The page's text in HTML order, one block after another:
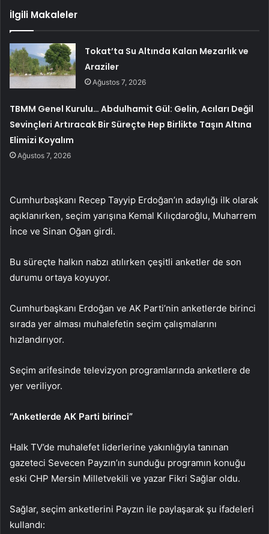
İlgili Makaleler
Tokat’ta Su Altında Kalan Mezarlık ve
Araziler
Ağustos 7, 2026
TBMM Genel Kurulu… Abdulhamit Gül: Gelin, Acıları Değil
Sevinçleri Artıracak Bir Süreçte Hep Birlikte Taşın Altına
Elimizi Koyalım
Ağustos 7, 2026
Cumhurbaşkanı Recep Tayyip Erdoğan’ın adaylığı ilk olarak
açıklanırken, seçim yarışına Kemal Kılıçdaroğlu, Muharrem
İnce ve Sinan Oğan girdi.
Bu süreçte halkın nabzı atılırken çeşitli anketler de son
durumu ortaya koyuyor.
Cumhurbaşkanı Erdoğan ve AK Parti’nin anketlerde birinci
sırada yer alması muhalefetin seçim çalışmalarını
hızlandırıyor.
Seçim arifesinde televizyon programlarında anketlere de
yer veriliyor.
“Anketlerde AK Parti birinci”
Halk TV’de muhalefet liderlerine yakınlığıyla tanınan
gazeteci Sevecen Payzın’ın sunduğu programın konuğu
eski CHP Mersin Milletvekili ve yazar Fikri Sağlar oldu.
Sağlar, seçim anketlerini Payzın ile paylaşarak şu ifadeleri
kullandı: